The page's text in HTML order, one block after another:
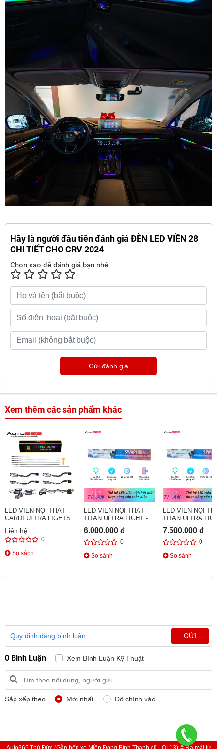
Hãy là người đầu tiên đánh giá ĐÈN LED VIỀN 28
CHI TIẾT CHO CRV 2024
Chọn sao để đánh giá bạn nhé
Gửi đánh giá
Xem thêm các sản phẩm khác
LED VIỀN NỘI THẤT
CARDI ULTRA LIGHTS
Liên hệ
0
So sánh
LED VIỀN NỘI THẤT
TITAN ULTRA LIGHT -
18 IN 1
6.000.000 đ
0
So sánh
LED VIỀN NỘI
TITAN ULTRA
22 IN 1
7.500.000 đ
0
So sánh
Quy định đăng bình luận GỬI
0 Bình Luận Xem Bình Luận Kỹ Thuật
Sắp xếp theo Mới nhất Độ chính xác
Auto365 Thủ Đức (Gần bến xe Miền Đông Bình Thạnh cũ - QL13) © Ra mắt từ